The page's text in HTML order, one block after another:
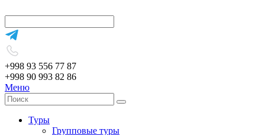
+998 93 556 77 87
+998 90 993 82 86
Меню
Туры
Групповые туры